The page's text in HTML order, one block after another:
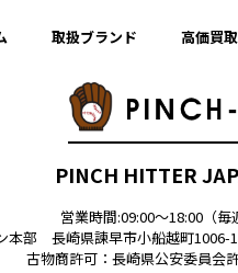
取扱ブランド 高価買
PINCH HITTER
営業時間:09:00〜18:00（毎
本部 長崎県諫早市小船越町
古物商許可：長崎県公安委員会